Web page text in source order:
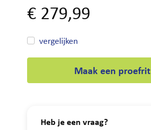
€ 279,99
vergelijken
Maak een proefrit
Heb je een vraag?